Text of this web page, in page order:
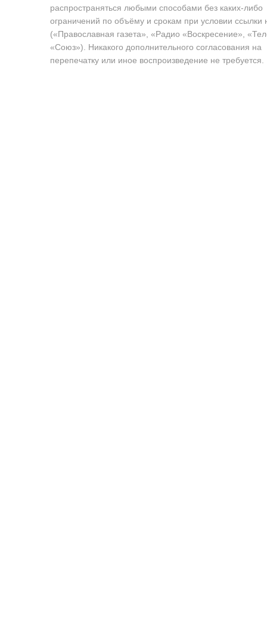
распространяться любыми способами без каких-либо
ограничений по объёму и срокам при условии ссылки
(«Православная газета», «Радио «Воскресение»,
«Союз»). Никакого дополнительного согласования на
перепечатку или иное воспроизведение не требуется.